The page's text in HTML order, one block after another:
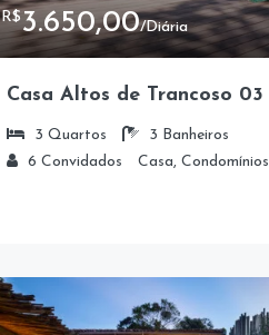
R$3.650,00/Diária
Casa Altos de Trancoso 03
3 Quartos 3 Banheiros
6 Convidados Casa, Condomínios